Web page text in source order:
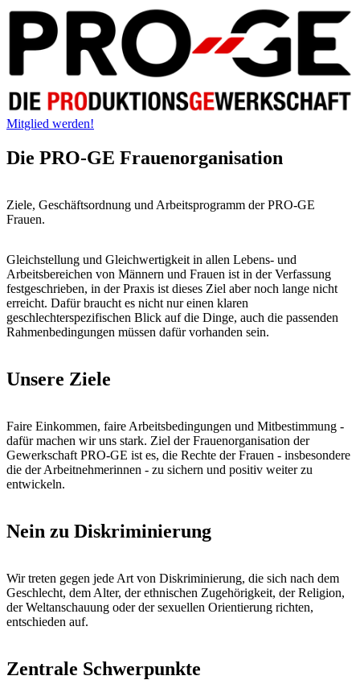
Mitglied werden!
Die PRO-GE Frauenorganisation
Ziele, Geschäftsordnung und Arbeitsprogramm der PRO-GE
Frauen.
Gleichstellung und Gleichwertigkeit in allen Lebens- und
Arbeitsbereichen von Männern und Frauen ist in der Verfassung
festgeschrieben, in der Praxis ist dieses Ziel aber noch lange nicht
erreicht. Dafür braucht es nicht nur einen klaren
geschlechterspezifischen Blick auf die Dinge, auch die passenden
Rahmenbedingungen müssen dafür vorhanden sein.
Unsere Ziele
Faire Einkommen, faire Arbeitsbedingungen und Mitbestimmung -
dafür machen wir uns stark. Ziel der Frauenorganisation der
Gewerkschaft PRO-GE ist es, die Rechte der Frauen - insbesondere
die der Arbeitnehmerinnen - zu sichern und positiv weiter zu
entwickeln.
Nein zu Diskriminierung
Wir treten gegen jede Art von Diskriminierung, die sich nach dem
Geschlecht, dem Alter, der ethnischen Zugehörigkeit, der Religion,
der Weltanschauung oder der sexuellen Orientierung richten,
entschieden auf.
Zentrale Schwerpunkte